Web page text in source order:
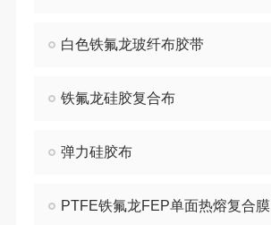
白色铁氟龙玻纤布胶带
铁氟龙硅胶复合布
弹力硅胶布
PTFE铁氟龙FEP单面热熔复合膜